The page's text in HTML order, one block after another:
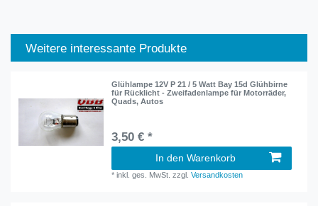
Weitere interessante Produkte
Glühlampe 12V P 21 / 5 Watt Bay 15d Glühbirne
für Rücklicht - Zweifadenlampe für Motorräder,
Quads, Autos
3,50 € *
In den Warenkorb
*inkl. ges. MwSt. zzgl.Versandkosten